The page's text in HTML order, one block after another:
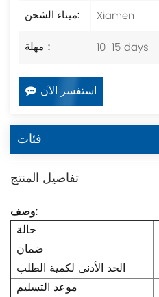
ميناء الشحن:
Xiamen
مهلة：
10-15 days
استفسر الآن
فئات
تفاصيل المنتج
وصف:
حالة
ضمان
الحد الأدنى لكمية الطلب
موعد التسليم